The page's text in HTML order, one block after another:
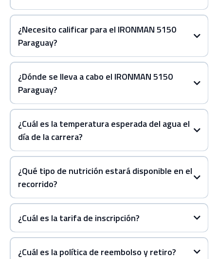
¿Necesito calificar para el IRONMAN 5150
Paraguay?
¿Dónde se lleva a cabo el IRONMAN 5150
Paraguay?
alojamiento
¿Cuál es la temperatura esperada del agua el
día de la carrera?
25-27 grados Celsius
¿Qué tipo de nutrición estará disponible en el
recorrido?
2 estaciones de asistencia
cada 5 km
3
estaciones simples
¿Cuál es la tarifa de inscripción?
página de inscripción
¿Cuál es la política de reembolso y retiro?